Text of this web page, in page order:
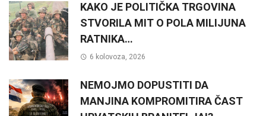
KAKO JE POLITIČKA TRGOVINA
STVORILA MIT O POLA MILIJUNA
RATNIKA…
6 kolovoza, 2026
NEMOJMO DOPUSTITI DA
MANJINA KOMPROMITIRA ČAST